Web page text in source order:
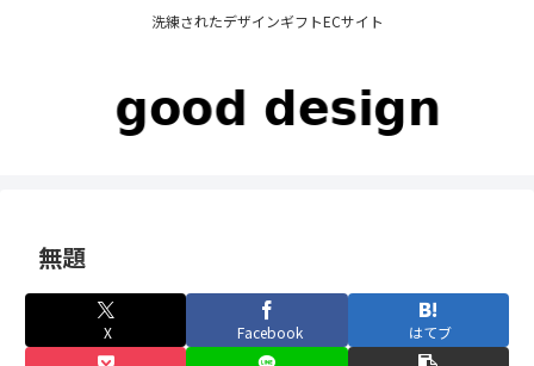
洗練されたデザインギフトECサイト
無題
X Facebook はてブ